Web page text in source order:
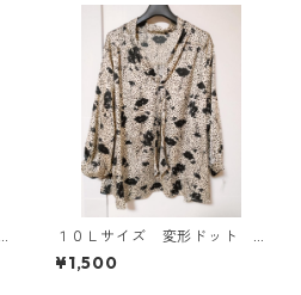
１０Ｌサイズ 変形ドット
花柄 ボウタイブラウス オ
フホワイト KAE-4772
¥1,500